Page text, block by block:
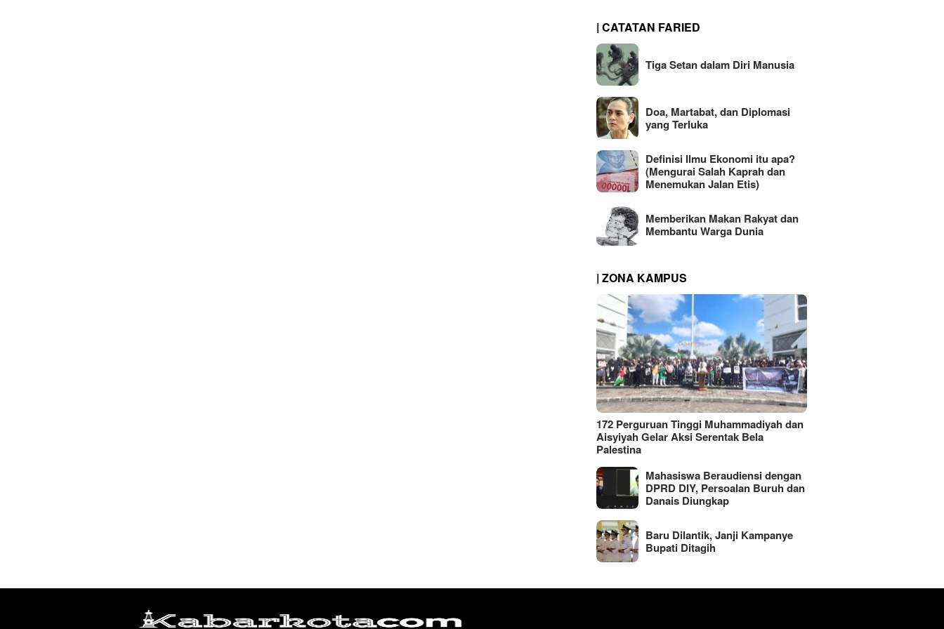
| CATATAN FARIED
Tiga Setan dalam Diri Manusia
Doa, Martabat, dan Diplomasi
yang Terluka
Definisi Ilmu Ekonomi itu apa?
(Mengurai Salah Kaprah dan
Menemukan Jalan Etis)
Memberikan Makan Rakyat dan
Membantu Warga Dunia
| ZONA KAMPUS
172 Perguruan Tinggi Muhammadiyah dan
Aisyiyah Gelar Aksi Serentak Bela
Palestina
Mahasiswa Beraudiensi dengan
DPRD DIY, Persoalan Buruh dan
Danais Diungkap
Baru Dilantik, Janji Kampanye
Bupati Ditagih